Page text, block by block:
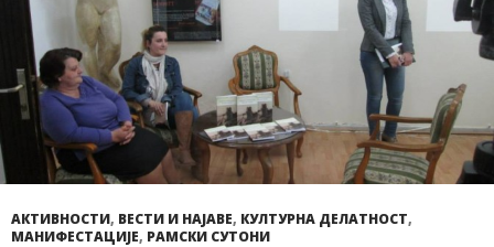
АКТИВНОСТИ, ВЕСТИ И НАЈАВЕ, КУЛТУРНА ДЕЛАТНОСТ,
МАНИФЕСТАЦИЈЕ, РАМСКИ СУТОНИ